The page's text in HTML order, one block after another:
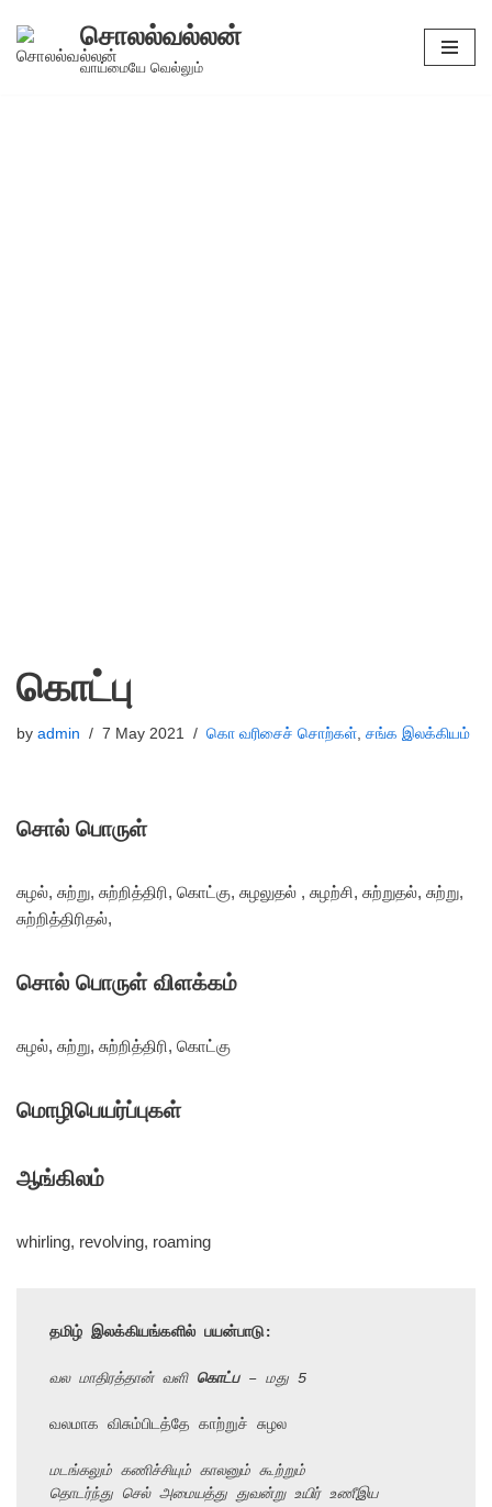
Skip
சொலல்வல்லன்
வாய்மையே வெல்லும்
கொட்பு
by admin 7 May 2021 கொ வரிசைச் சொற்கள், சங்க இலக்கியம்
சொல் பொருள்
சுழல், சுற்று, சுற்றித்திரி, கொட்கு, சுழலுதல் , சுழற்சி, சுற்றுதல், சுற்று,
சுற்றித்திரிதல்,
சொல் பொருள் விளக்கம்
சுழல், சுற்று, சுற்றித்திரி, கொட்கு
மொழிபெயர்ப்புகள்
ஆங்கிலம்
whirling, revolving, roaming
தமிழ் இலக்கியங்களில் பயன்பாடு:
வல மாதிரத்தான் வளி கொட்ப – மது 5
வலமாக விசும்பிடத்தே காற்றுச் சுழல
மடங்கலும் கணிச்சியும் காலனும் கூற்றும்
தொடர்ந்து செல் அமையத்து துவன்று உயிர் உணீஇய